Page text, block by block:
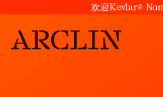
欢迎Kevlar®